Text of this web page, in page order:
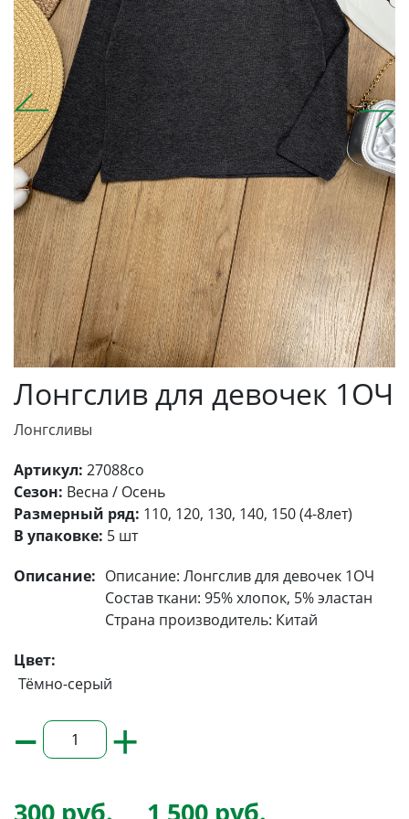
Лонгслив для девочек 1ОЧ
Лонгсливы
Артикул: 27088со
Сезон: Весна / Осень
Размерный ряд: 110, 120, 130, 140, 150 (4-8лет)
В упаковке: 5 шт
Описание: Описание: Лонгслив для девочек 1ОЧ
Состав ткани: 95% хлопок, 5% эластан
Страна производитель: Китай
Цвет:
Тёмно-серый
300 руб. 1 500 руб.
– +